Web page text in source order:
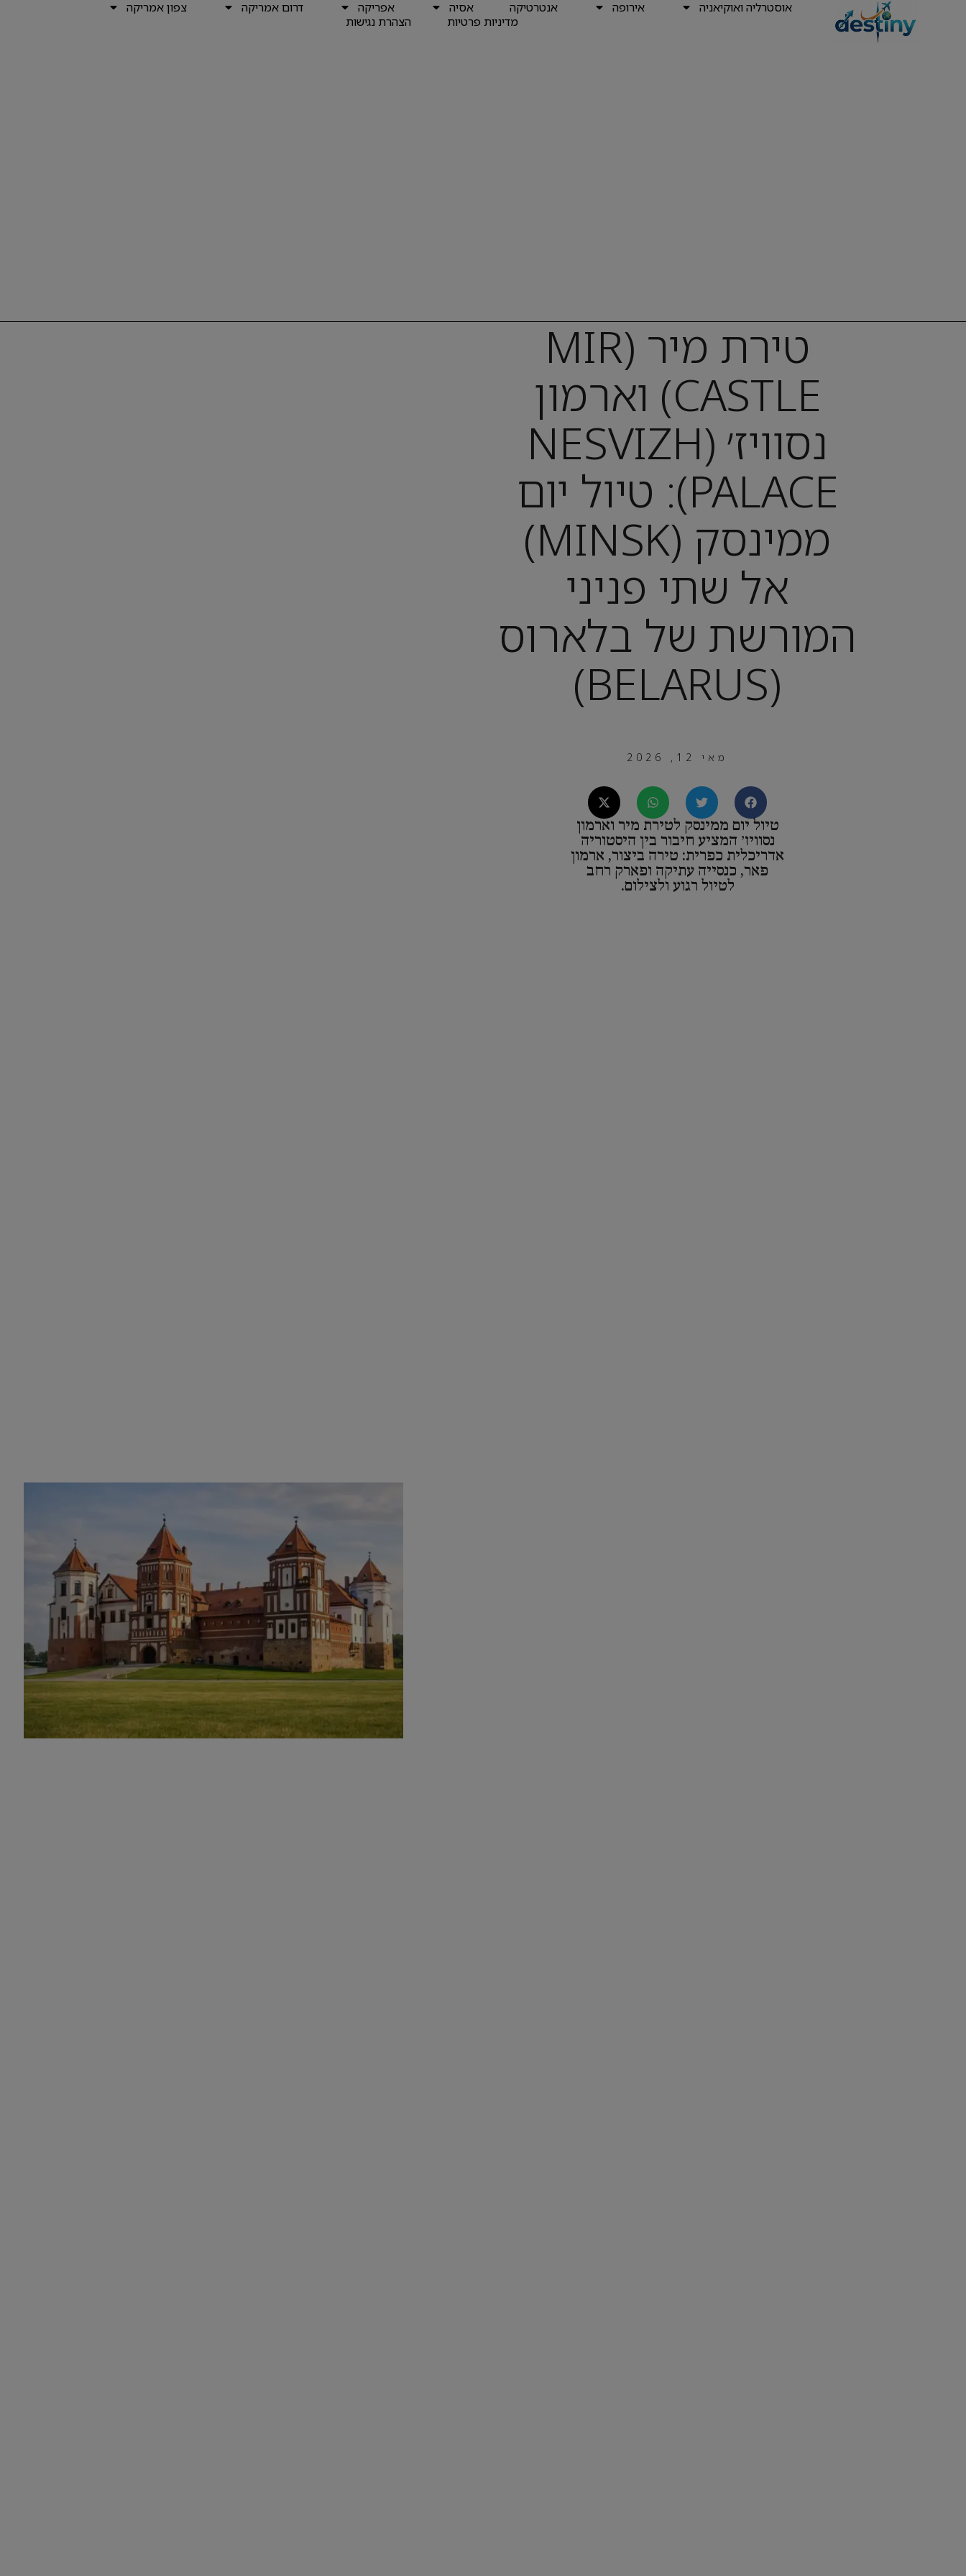
אוסטרליה ואוקיאניה אירופה אנטרטיקה אסיה אפריקה דרום אמריקה
צפון אמריקה
מדיניות פרטיות
הצהרת נגישות
טירת מיר (MIR
CASTLE) וארמון
נסוויז׳ (NESVIZH
PALACE): טיול יום
ממינסק (MINSK)
אל שתי פניני
המורשת של בלארוס
(BELARUS)
מאי 12, 2026
טיול יום ממינסק לטירת מיר וארמון
נסוויז׳ המציע חיבור בין היסטוריה
אדריכלית כפרית: טירה ביצור, ארמון
פאר, כנסייה עתיקה ופארק רחב
לטיול רגוע ולצילום.